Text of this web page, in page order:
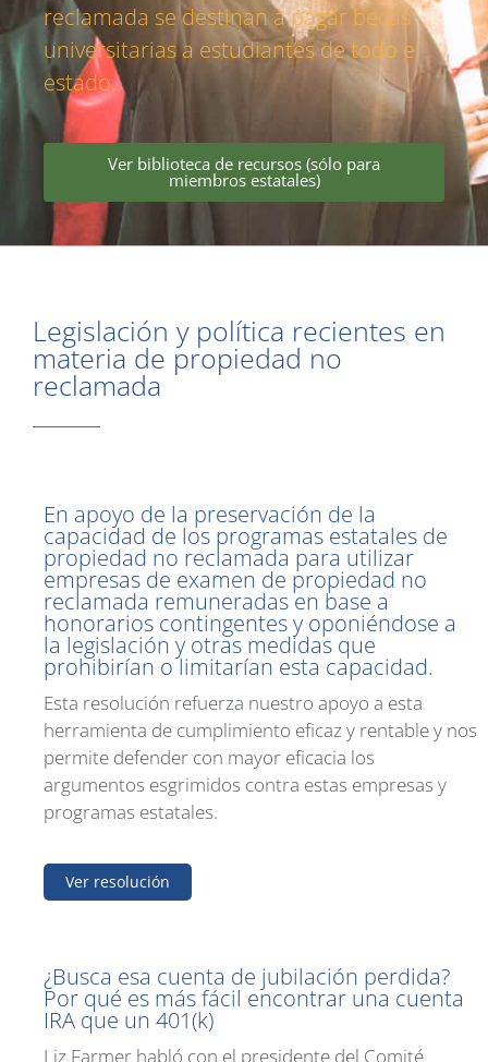
reclamada se destinan a pagar becas
universitarias a estudiantes de todo el
estado.
Ver biblioteca de recursos (sólo para
miembros estatales)
Legislación y política recientes en
materia de propiedad no
reclamada
En apoyo de la preservación de la
capacidad de los programas estatales de
propiedad no reclamada para utilizar
empresas de examen de propiedad no
reclamada remuneradas en base a
honorarios contingentes y oponiéndose a
la legislación y otras medidas que
prohibirían o limitarían esta capacidad.
Esta resolución refuerza nuestro apoyo a esta
herramienta de cumplimiento eficaz y rentable y nos
permite defender con mayor eficacia los
argumentos esgrimidos contra estas empresas y
programas estatales.
Ver resolución
¿Busca esa cuenta de jubilación perdida?
Por qué es más fácil encontrar una cuenta
IRA que un 401(k)
Liz Farmer habló con el presidente del Comité